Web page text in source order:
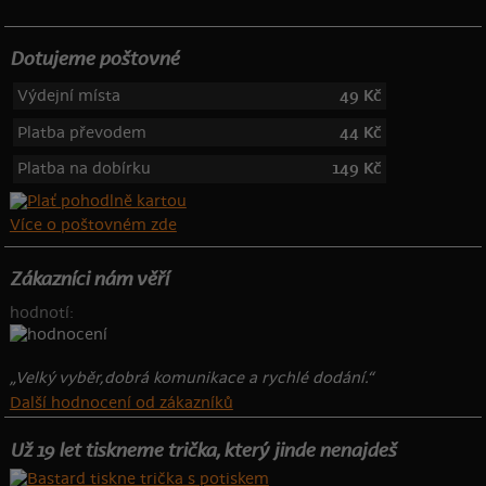
Dotujeme poštovné
Výdejní místa
49 Kč
Platba převodem
44 Kč
Platba na dobírku
149 Kč
Více o poštovném zde
Zákazníci nám věří
hodnotí:
„Velký vyběr,dobrá komunikace a rychlé dodání.“
Další hodnocení od zákazníků
Už 19 let tiskneme trička, který jinde nenajdeš